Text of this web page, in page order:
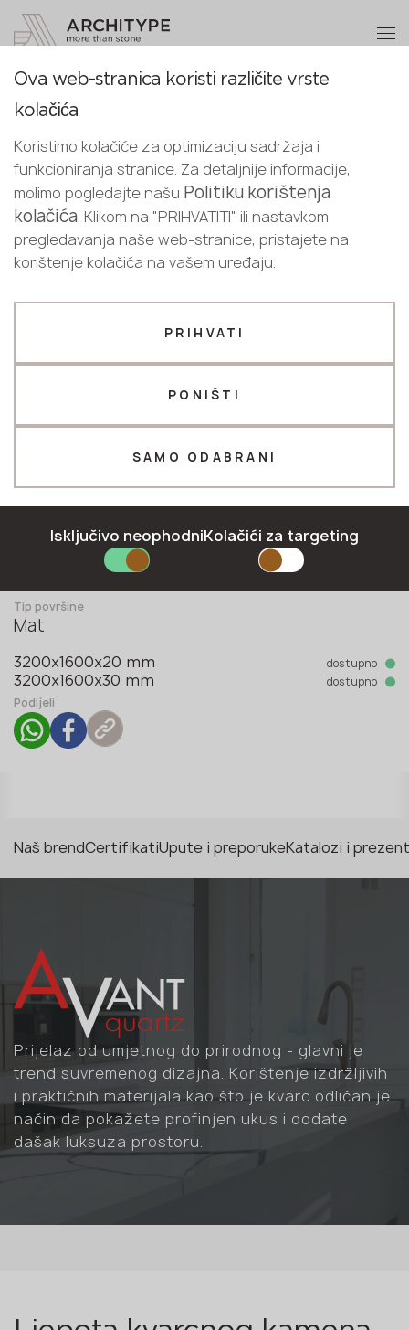
English
Croatian
+48 22 602 20 22
Postanite partner
8100 Mulen
Avant Quartz
Tip površine
Mat
3200x1600x20 mm dostupno
3200x1600x30 mm
dostupno
Podijeli
Naš brendCertifikatiUpute i preporukeKatalozi i
Prijelaz od umjetnog do prirodnog - glavni je
trend suvremenog dizajna. Korištenje izdržljivih
i praktičnih materijala kao što je kvarc odličan je
način da pokažete profinjen ukus i dodate
dašak luksuza prostoru.
Postanite
partner
Pošaljite svoje podatke ili nas
kontaktirajte telefonom
+48 22 602 20 22
Proizvođač
Ime *
E-mail *
Hvala!
naši menadžeri će vas kontaktirati u
najkraćem roku
Ova web-stranica koristi različite vrste
kolačića
Koristimo kolačiće za optimizaciju sadržaja i
funkcioniranja stranice. Za detaljnije informacije,
molimo pogledajte našu Politiku korištenja
kolačića. Klikom na "PRIHVATITI" ili nastavkom
pregledavanja naše web-stranice, pristajete na
korištenje kolačića na vašem uređaju.
SAMO ODABRANI
PONIŠTI
PRIHVATI
Isključivo neophodniKolačići za targeting